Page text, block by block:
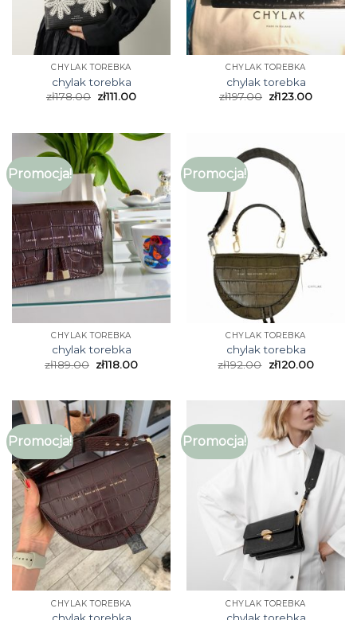
CHYLAK TOREBKA
chylak torebka
zł178.00 zł111.00
CHYLAK TOREBKA
chylak torebka
zł197.00 zł123.00
Promocja!
CHYLAK TOREBKA
chylak torebka
zł189.00 zł118.00
Promocja!
CHYLAK TOREBKA
chylak torebka
zł192.00 zł120.00
Promocja!
CHYLAK TOREBKA
Promocja!
CHYLAK TOREBKA